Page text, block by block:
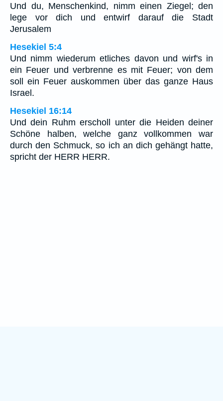
Und du, Menschenkind, nimm einen Ziegel; den
lege vor dich und entwirf darauf die Stadt
Jerusalem
Hesekiel 5:4
Und nimm wiederum etliches davon und wirf's in
ein Feuer und verbrenne es mit Feuer; von dem
soll ein Feuer auskommen über das ganze Haus
Israel.
Hesekiel 16:14
Und dein Ruhm erscholl unter die Heiden deiner
Schöne halben, welche ganz vollkommen war
durch den Schmuck, so ich an dich gehängt hatte,
spricht der HERR HERR.